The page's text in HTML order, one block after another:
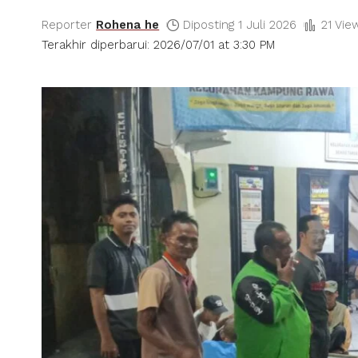
Terakhir diperbarui: 2026/07/01 at 3:30 PM
Reporter Rohena he Diposting 1 Juli 2026 21